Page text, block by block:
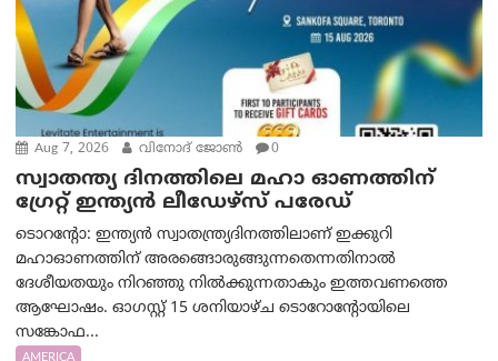
Aug 7, 2026 വിനോദ് ജോൺ 0
സ്വാതന്ത്യ ദിനത്തിലെ മഹാ ഓണത്തിന്
ഗ്രേറ്റ് ഇന്ത്യൻ ലീഡേഴ്സ് പരേഡ്
ടൊറന്റോ: ഇന്ത്യൻ സ്വാതന്ത്ര്യദിനത്തിലാണ് ഇക്കുറി
മഹാഓണത്തിന് അരങ്ങൊരുങ്ങുന്നതെന്നതിനാൽ
ദേശീയതയും നിറഞ്ഞു നിൽക്കുന്നതാകും ഇത്തവണത്തെ
ആഘോഷം. ഓഗസ്റ്റ് 15 ശനിയാഴ്ച ടൊറോന്റോയിലെ
സങ്കോഫ...